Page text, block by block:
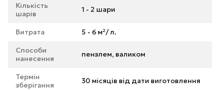
Кількість
шарів
1 - 2 шари
Витрата 5 - 6 м²/ л.
Способи
нанесення
пензлем, валиком
Термін
зберігання
30 місяців від дати виготовлення